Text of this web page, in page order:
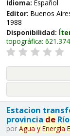
Idioma: Español
Editor: Buenos
1988
Disponibilidad:
topográfica:
Estacion
provincia de
por Agua y Energía